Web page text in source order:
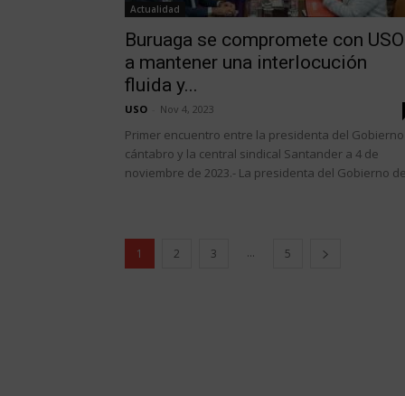
Actualidad
Buruaga se compromete con USO
a mantener una interlocución
fluida y...
USO Nov 4, 2023
Primer encuentro entre la presidenta del Gobierno
cántabro y la central sindical Santander a 4 de
noviembre de 2023.- La presidenta del Gobierno
1 2 3 ... 5